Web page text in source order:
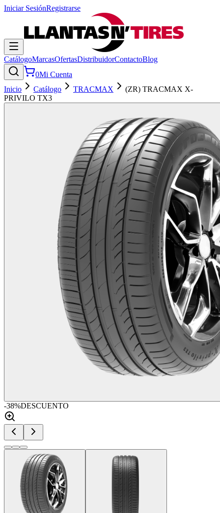
Iniciar SesiónRegistrarse
CatálogoMarcasOfertasDistribuidorContactoBlog
0Mi Cuenta
Inicio
Catálogo TRACMAX
(ZR) TRACMAX X-
PRIVILO TX3
-38%DESCUENTO